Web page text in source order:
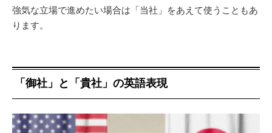
強気な立場で進めたい場合は「当社」をあえて使うこともあ
ります。
「御社」と「貴社」の英語表現